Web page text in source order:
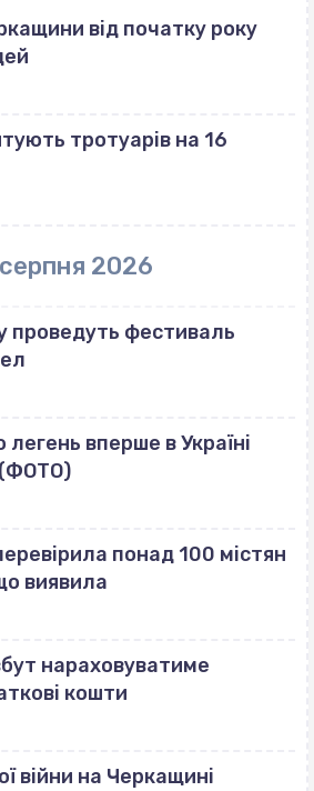
від початку року
тротуарів на 16
2026
проведуть фестиваль
вперше в Україні
(ФОТО)
понад 100 містян
виявила
нараховуватиме
кошти
війни на Черкащині